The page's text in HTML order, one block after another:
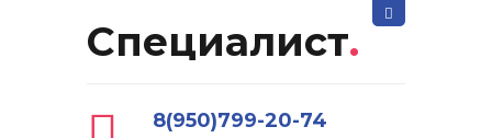
Специалист.
8(950)799-20-74